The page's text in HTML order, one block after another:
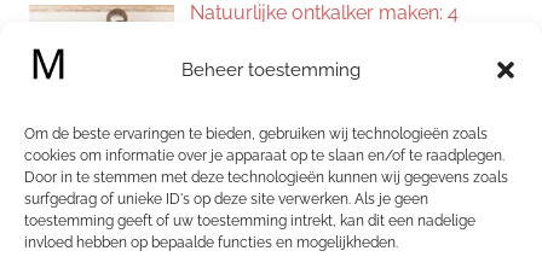
Beheer toestemming
Om de beste ervaringen te bieden, gebruiken wij technologieën zoals
cookies om informatie over je apparaat op te slaan en/of te raadplegen.
Door in te stemmen met deze technologieën kunnen wij gegevens zoals
surfgedrag of unieke ID's op deze site verwerken. Als je geen
toestemming geeft of uw toestemming intrekt, kan dit een nadelige
invloed hebben op bepaalde functies en mogelijkheden.
Natuurlijke ontkalker maken: 4
kalkvrij huis
Zelf allesreiniger maken: 4
natuurlijke recepten voor een
schoon en fris huis